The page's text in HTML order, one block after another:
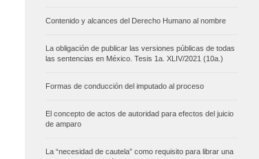
Contenido y alcances del Derecho Humano al nombre
La obligación de publicar las versiones públicas de todas
las sentencias en México. Tesis 1a. XLIV/2021 (10a.)
Formas de conducción del imputado al proceso
El concepto de actos de autoridad para efectos del juicio
de amparo
La “necesidad de cautela” como requisito para librar una